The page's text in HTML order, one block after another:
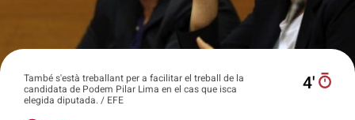
També s'està treballant per a facilitar el treball de la
candidata de Podem Pilar Lima en el cas que isca
elegida diputada. / EFE
4′